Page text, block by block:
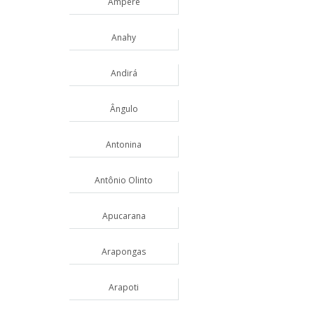
Anahy
Andirá
Ângulo
Antonina
Antônio Olinto
Apucarana
Arapongas
Arapoti